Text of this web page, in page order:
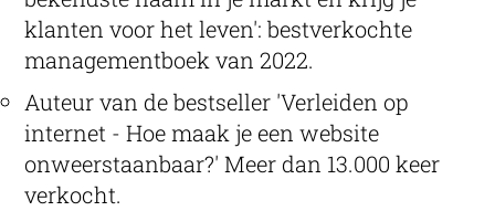
klanten voor het leven': bestverkochte
managementboek van 2022.
Auteur van de bestseller 'Verleiden op
internet - Hoe maak je een website
onweerstaanbaar?' Meer dan 13.000 keer
verkocht.